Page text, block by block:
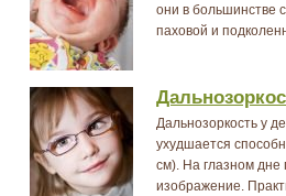
они в большинстве
паховой и
Дальнозоркость у
ухудшается
см). На глазном
изображение.